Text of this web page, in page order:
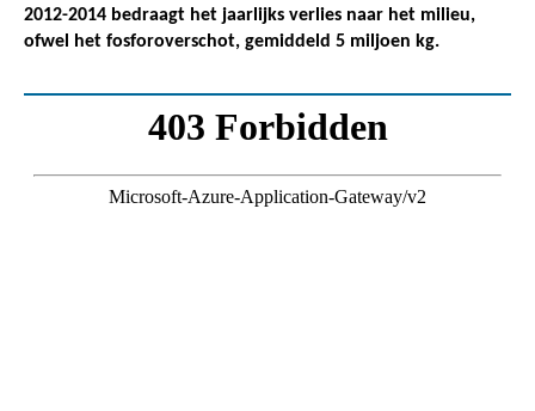
2012-2014 bedraagt het jaarlijks verlies naar het milieu,
ofwel het fosforoverschot, gemiddeld 5 miljoen kg.